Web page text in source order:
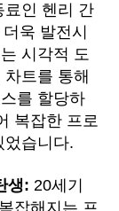
료인 헨리 간
욱 발전시
시각적 도
트를 통해
를 할당하
복잡한 프로
었습니다.
생: 20세기
잡해지는 프